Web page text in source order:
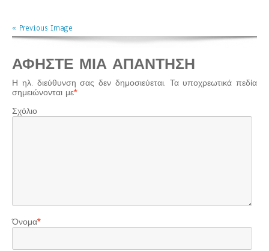
« Previous Image
ΑΦΉΣΤΕ ΜΙΑ ΑΠΆΝΤΗΣΗ
Η ηλ. διεύθυνση σας δεν δημοσιεύεται. Τα υποχρεωτικά πεδία
σημειώνονται με*
Σχόλιο
Όνομα*